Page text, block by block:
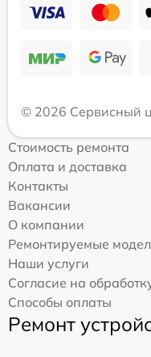
© 2026 Сервисный
Стоимость ремонта
Оплата и доставка
Контакты
Вакансии
О компании
Ремонтируемые
Наши услуги
Согласие на
Способы оплаты
Ремонт